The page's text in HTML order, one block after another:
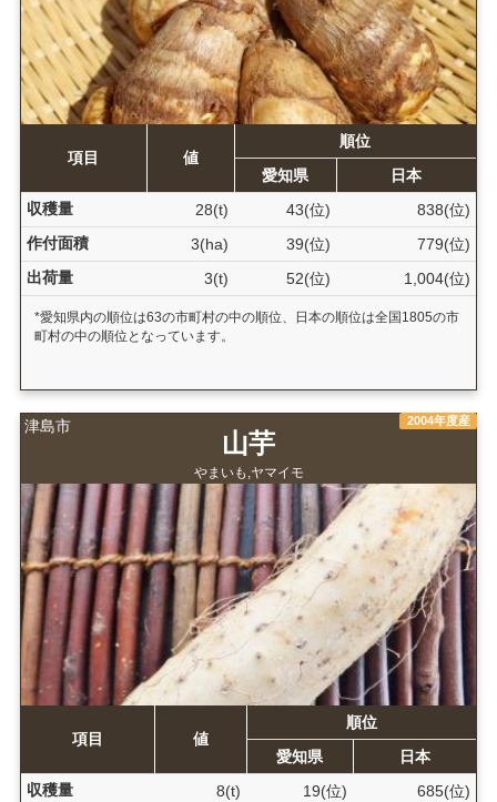
項目 値
順位
愛知県
日本
収穫量
28(t) 43(位)
838(位)
作付面積
3(ha) 39(位)
779(位)
出荷量
3(t) 52(位) 1,004(位)
*愛知県内の順位は63の市町村の中の順位、日本の順位は全国1805の市
町村の中の順位となっています。
津島市 2004年度産
山芋
やまいも,ヤマイモ
項目 値
順位
愛知県
日本
収穫量
8(t) 19(位) 685(位)